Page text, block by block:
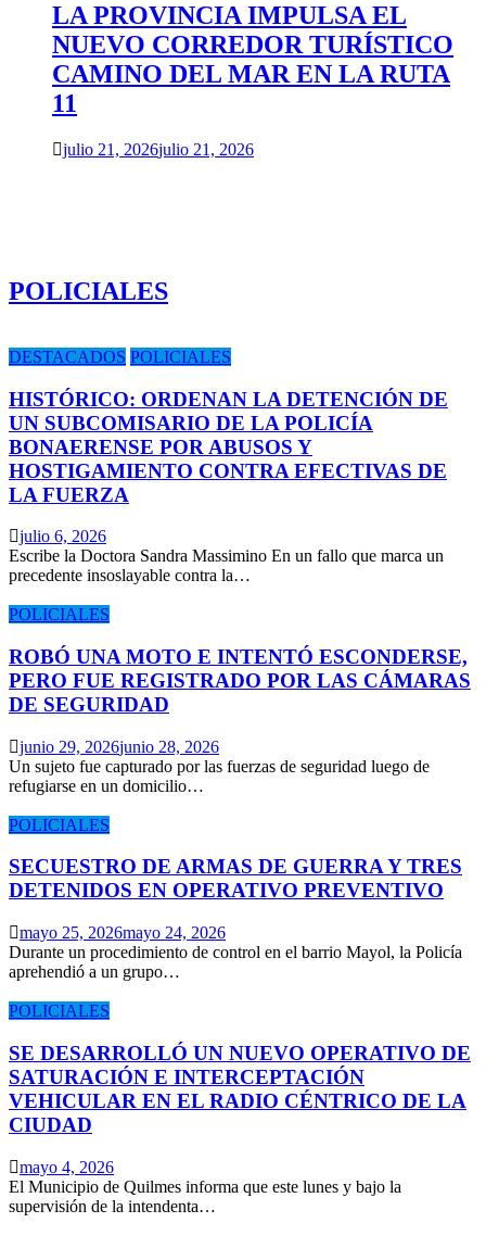
LA PROVINCIA IMPULSA EL
NUEVO CORREDOR TURÍSTICO
CAMINO DEL MAR EN LA RUTA
11
julio 21, 2026julio 21, 2026
POLICIALES
DESTACADOS POLICIALES
HISTÓRICO: ORDENAN LA DETENCIÓN DE
UN SUBCOMISARIO DE LA POLICÍA
BONAERENSE POR ABUSOS Y
HOSTIGAMIENTO CONTRA EFECTIVAS DE
LA FUERZA
julio 6, 2026
Escribe la Doctora Sandra Massimino En un fallo que marca un
precedente insoslayable contra la…
POLICIALES
ROBÓ UNA MOTO E INTENTÓ ESCONDERSE,
PERO FUE REGISTRADO POR LAS CÁMARAS
DE SEGURIDAD
junio 29, 2026junio 28, 2026
Un sujeto fue capturado por las fuerzas de seguridad luego de
refugiarse en un domicilio…
POLICIALES
SECUESTRO DE ARMAS DE GUERRA Y TRES
DETENIDOS EN OPERATIVO PREVENTIVO
mayo 25, 2026mayo 24, 2026
Durante un procedimiento de control en el barrio Mayol, la Policía
aprehendió a un grupo…
POLICIALES
SE DESARROLLÓ UN NUEVO OPERATIVO DE
SATURACIÓN E INTERCEPTACIÓN
VEHICULAR EN EL RADIO CÉNTRICO DE LA
CIUDAD
mayo 4, 2026
El Municipio de Quilmes informa que este lunes y bajo la
supervisión de la intendenta…